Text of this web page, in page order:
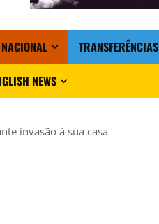
TRANSFERÊNCIAS
NEWS
invasão à sua casa